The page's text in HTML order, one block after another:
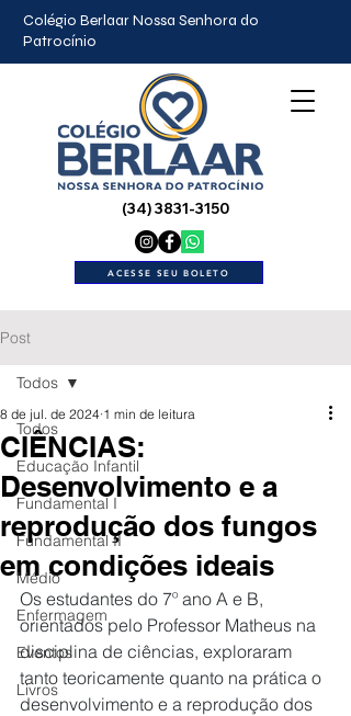
Colégio Berlaar Nossa Senhora do
Patrocínio
(34) 3831-3150
ACESSE SEU BOLETO
Post
Todos
Educação Infantil
Fundamental I
Fundamental II
Médio
Enfermagem
Eventos
Livros
Todos
CIÊNCIAS:
Desenvolvimento e a
reprodução dos fungos
em condições ideais
8 de jul. de 2024 1 min de leitura
Os estudantes do 7º ano A e B,
orientados pelo Professor Matheus na
disciplina de ciências, exploraram
tanto teoricamente quanto na prática o
desenvolvimento e a reprodução dos